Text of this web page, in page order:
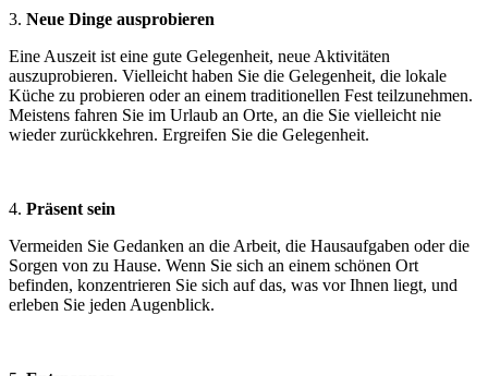
3. Neue Dinge ausprobieren
Eine Auszeit ist eine gute Gelegenheit, neue Aktivitäten
auszuprobieren. Vielleicht haben Sie die Gelegenheit, die lokale
Küche zu probieren oder an einem traditionellen Fest teilzunehmen.
Meistens fahren Sie im Urlaub an Orte, an die Sie vielleicht nie
wieder zurückkehren. Ergreifen Sie die Gelegenheit.
4. Präsent sein
Vermeiden Sie Gedanken an die Arbeit, die Hausaufgaben oder die
Sorgen von zu Hause. Wenn Sie sich an einem schönen Ort
befinden, konzentrieren Sie sich auf das, was vor Ihnen liegt, und
erleben Sie jeden Augenblick.